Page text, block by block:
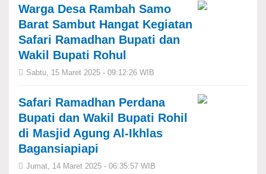
Warga Desa Rambah Samo
Barat Sambut Hangat Kegiatan
Safari Ramadhan Bupati dan
Wakil Bupati Rohul
Sabtu, 15 Maret 2025 - 09:12:26 WIB
Safari Ramadhan Perdana
Bupati dan Wakil Bupati Rohil
di Masjid Agung Al-Ikhlas
Bagansiapiapi
Jumat, 14 Maret 2025 - 06:35:57 WIB